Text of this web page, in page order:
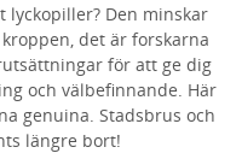
Den minskar
det är forskarna
för att ge dig
och välbefinnande. Här
genuina. Stadsbrus och
längre bort!